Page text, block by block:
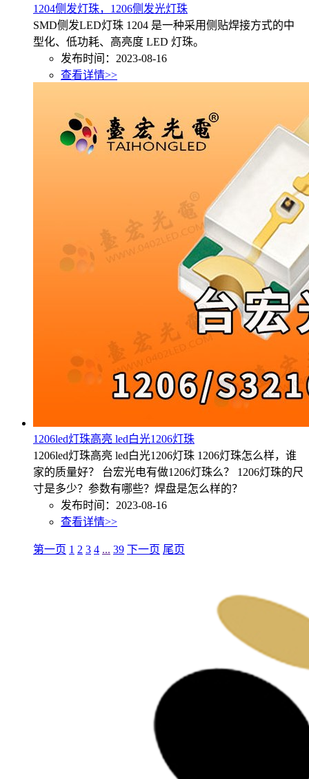
1204侧发灯珠，1206侧发光灯珠
SMD侧发LED灯珠 1204 是一种采用侧贴焊接方式的中
型化、低功耗、高亮度 LED 灯珠。
发布时间：2023-08-16
查看详情>>
1206led灯珠高亮 led白光1206灯珠
1206led灯珠高亮 led白光1206灯珠 1206灯珠怎么样，谁
家的质量好？ 台宏光电有做1206灯珠么？ 1206灯珠的尺
寸是多少？参数有哪些？焊盘是怎么样的？
发布时间：2023-08-16
查看详情>>
第一页 1 2 3 4 ... 39 下一页 尾页